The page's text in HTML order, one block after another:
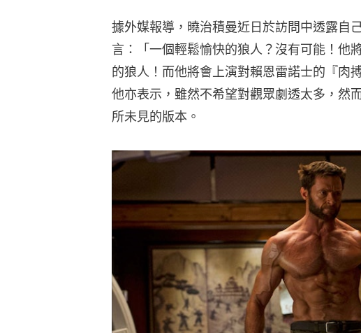
據外媒報導，曉治積曼近日於訪問中透露自
言：「一個輕鬆愉快的狼人？沒有可能！他
的狼人！而他將會上演對賴恩雷諾士的『肉
他亦表示，雖然不希望對觀眾劇透太多，然
所未見的版本。